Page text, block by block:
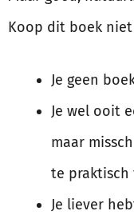
Koop dit boek niet
Je geen
Je wel ooit
maar
te praktisch
Je liever